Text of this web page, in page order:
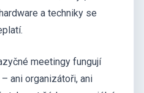
a techniky se
meetingy fungují
ani organizátoři, ani